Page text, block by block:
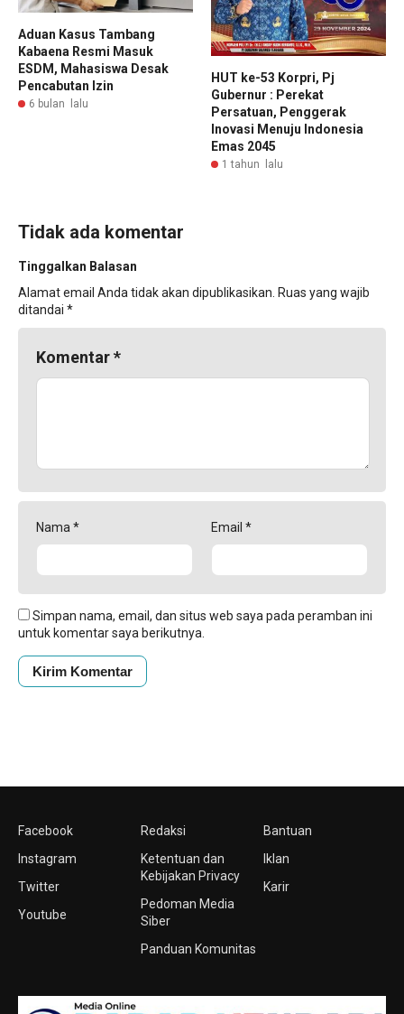
Aduan Kasus Tambang
Kabaena Resmi Masuk
ESDM, Mahasiswa Desak
Pencabutan Izin
6 bulan lalu
HUT ke-53 Korpri, Pj
Gubernur : Perekat
Persatuan, Penggerak
Inovasi Menuju Indonesia
Emas 2045
1 tahun lalu
Tidak ada komentar
Tinggalkan Balasan
Alamat email Anda tidak akan dipublikasikan. Ruas yang wajib
ditandai *
Komentar*
Nama * Email *
Simpan nama, email, dan situs web saya pada peramban ini
untuk komentar saya berikutnya.
Facebook
Instagram
Twitter
Youtube
Redaksi
Ketentuan dan
Kebijakan Privacy
Pedoman Media
Siber
Panduan Komunitas
Bantuan
Iklan
Karir